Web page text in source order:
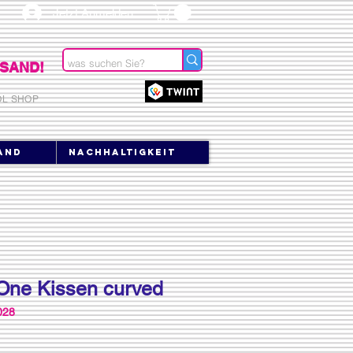
Jetzt Anmelden
SHOP
Nachhaltigkeit
Kissen curved